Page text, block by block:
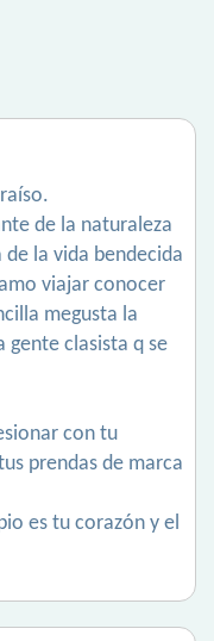
de la naturaleza
la vida bendecida
viajar conocer
megusta la
gente clasista q se
con tu
prendas de marca
es tu corazón y el